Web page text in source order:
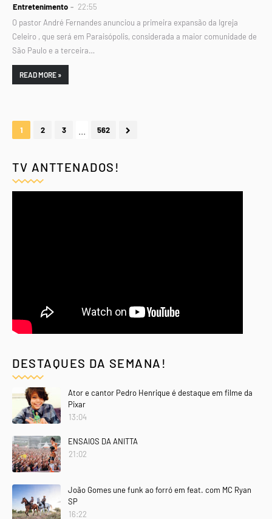
Entretenimento
22:55
O pastor André Fernandes anunciou a primeira expansão da Igreja
Celeiro , que será em Paraisópolis, considerada a maior comunidade de
São Paulo e a terceira…
READ MORE »
1 2 3 562
TV ANTTENADOS!
DESTAQUES DA SEMANA!
Ator e cantor Pedro Henrique é destaque em filme da
Pixar
13:04
ENSAIOS DA ANITTA
21:02
João Gomes une funk ao forró em feat. com MC Ryan
SP
16:22